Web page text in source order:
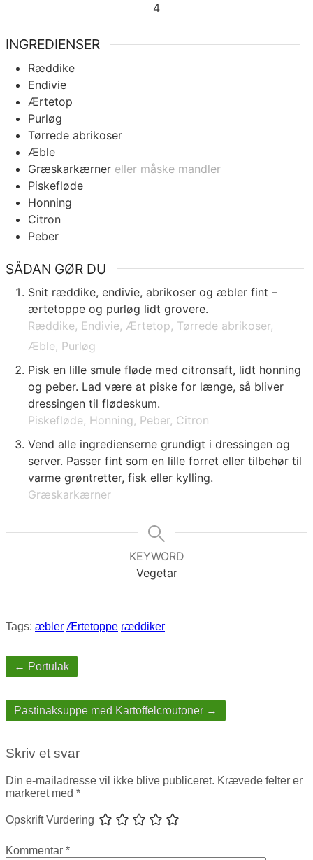
4
INGREDIENSER
Ræddike
Endivie
Ærtetop
Purløg
Tørrede abrikoser
Æble
Græskarkærner eller måske mandler
Piskefløde
Honning
Citron
Peber
SÅDAN GØR DU
Snit ræddike, endivie, abrikoser og æbler fint –
ærtetoppe og purløg lidt grovere.
Ræddike, Endivie, Ærtetop, Tørrede abrikoser,
Æble, Purløg
Pisk en lille smule fløde med citronsaft, lidt honning
og peber. Lad være at piske for længe, så bliver
dressingen til flødeskum.
Piskefløde, Honning, Peber, Citron
Vend alle ingredienserne grundigt i dressingen og
server. Passer fint som en lille forret eller tilbehør til
varme grøntretter, fisk eller kylling.
Græskarkærner
KEYWORD
Vegetar
Tags: æbler Ærtetoppe ræddiker
navigation
← Portulak
Pastinaksuppe med Kartoffelcroutoner →
Skriv et svar
Din e-mailadresse vil ikke blive publiceret. Krævede felter er
markeret med *
Opskrift Vurdering
Kommentar *